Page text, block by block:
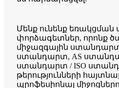
Մենք ունենք եռակցման
փորձագետներ, որոնք
միջազգային
ստանդարտ, AS
ստանդարտ / ISO
թերությունների
պրոֆեսիոնալ